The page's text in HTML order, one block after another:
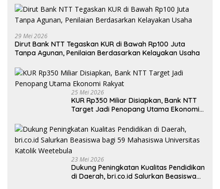
29 Mei 2026
Dirut Bank NTT Tegaskan KUR di Bawah Rp100 Juta
Tanpa Agunan, Penilaian Berdasarkan Kelayakan Usaha
25 Mei 2026
KUR Rp350 Miliar Disiapkan, Bank NTT
Target Jadi Penopang Utama Ekonomi
23 Mei 2026
Dukung Peningkatan Kualitas Pendidikan
di Daerah, bri.co.id Salurkan Beasiswa